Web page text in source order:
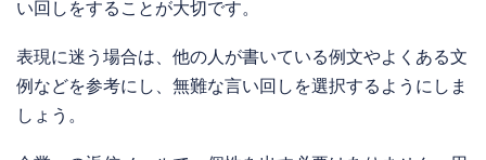
い回しをすることが大切です。
表現に迷う場合は、他の人が書いている例文やよくある文
例などを参考にし、無難な言い回しを選択するようにしま
しょう。